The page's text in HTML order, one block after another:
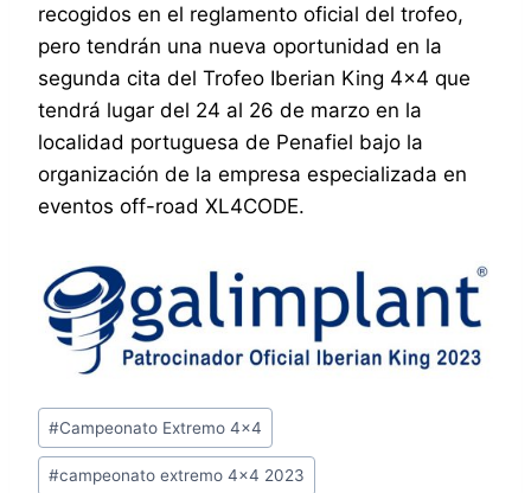
recogidos en el reglamento oficial del trofeo,
pero tendrán una nueva oportunidad en la
segunda cita del Trofeo Iberian King 4×4 que
tendrá lugar del 24 al 26 de marzo en la
localidad portuguesa de Penafiel bajo la
organización de la empresa especializada en
eventos off-road XL4CODE.
Etiquetas
de
la
#Campeonato Extremo 4x4
#campeonato extremo 4x4 2023